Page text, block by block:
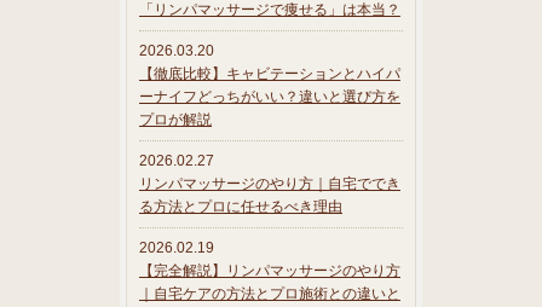
「リンパマッサージで痩せる」は本当？
2026.03.20
【徹底比較】キャビテーションとハイパ
ーナイフどっちがいい？違いと選び方を
プロが解説
2026.02.27
リンパマッサージのやり方｜自宅ででき
る方法とプロに任せるべき理由
2026.02.19
【完全解説】リンパマッサージのやり方
｜自宅ケアの方法とプロ施術との違いと